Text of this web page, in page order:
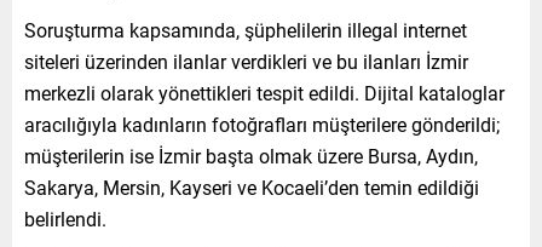
Soruşturma kapsamında, şüphelilerin illegal internet
siteleri üzerinden ilanlar verdikleri ve bu ilanları İzmir
merkezli olarak yönettikleri tespit edildi. Dijital kataloglar
aracılığıyla kadınların fotoğrafları müşterilere gönderildi;
müşterilerin ise İzmir başta olmak üzere Bursa, Aydın,
Sakarya, Mersin, Kayseri ve Kocaeli’den temin edildiği
belirlendi.